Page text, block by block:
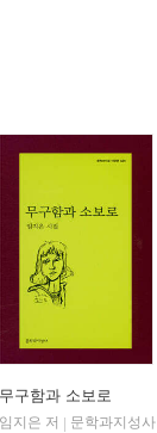
무구함과 소보로
임지은 저
문학과지성사